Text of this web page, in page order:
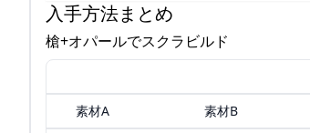
入手方法まとめ
槍+オパールでスクラビルド
素材A
素材B